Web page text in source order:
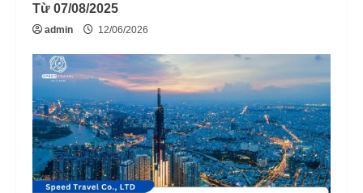
Từ 07/08/2025
admin 12/06/2026